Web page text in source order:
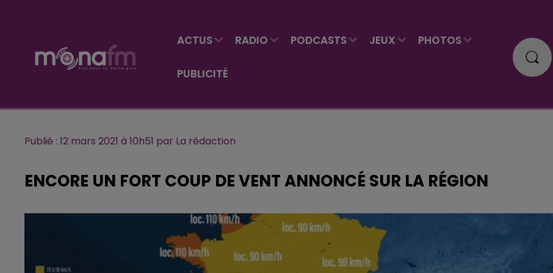
ACTUS RADIO PODCASTS JEUX PHOTOS
PUBLICITÉ
Publié : 12 mars 2021 à 10h51 par La rédaction
ENCORE UN FORT COUP DE VENT ANNONCÉ SUR LA RÉGION